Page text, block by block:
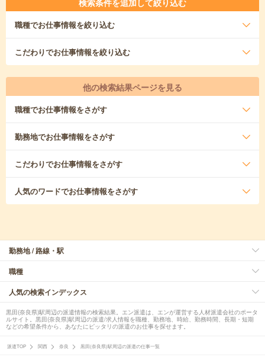
検索条件を追加して絞り込む
職種でお仕事情報を絞り込む
こだわりでお仕事情報を絞り込む
他の検索結果ページを見る
職種でお仕事情報をさがす
勤務地でお仕事情報をさがす
こだわりでお仕事情報をさがす
人気のワードでお仕事情報をさがす
勤務地 / 路線・駅
職種
人気の検索インデックス
黒田(奈良県)駅周辺の派遣情報の検索結果。エン派遣は、エンが運営する人材派遣会社のポータ
ルサイト。黒田(奈良県)駅周辺の派遣/求人情報を職種、勤務地、時給、勤務時間、長期・短期
などの希望条件から、あなたにピッタリの派遣のお仕事を探せます。
派遣TOP 関西 奈良 黒田(奈良県)駅周辺の派遣の仕事一覧